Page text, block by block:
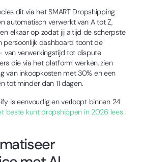
dit via het SMART Dropshipping
automatisch verwerkt van A tot Z,
elkaar op zodat jij altijd de scherpste
persoonlijk dashboard toont de
van verwerkingstijd tot dispute
die via het platform werken, zien
van inkoopkosten met 30% en een
tot minder dan 11 dagen.
is eenvoudig en verloopt binnen 24
beste kunt dropshippen in 2026 lees